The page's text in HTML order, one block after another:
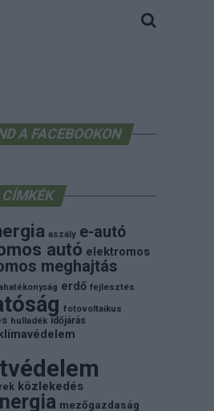
A FACEBOOKON
CÍMKÉK
aszály e-autó
autó elektromos
meghajtás
erdő fejlesztés
fotovoltaikus
hulladék időjárás
klímavédelem
közlekedés
mezőgazdaság